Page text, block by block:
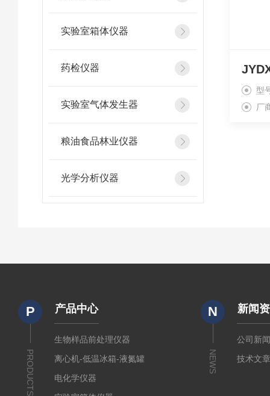
实验室箱体仪器
药检仪器
实验室气体发生器
粮油食品林业仪器
光学分析仪器
型
厂
P
PRODUCTS
产品中心
生物样品前处理仪器
离心机-低温冰箱-液氮罐
电化学仪器
N
NEWS
新闻
公司新
技术文